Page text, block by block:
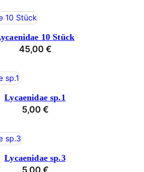
10 Stück
45,00 €
Lycaenidae sp.1
5,00 €
Lycaenidae sp.3